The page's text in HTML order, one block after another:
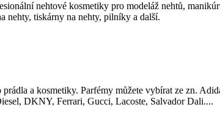
nehtové kosmetiky pro modeláž nehtů,
nehty, tiskárny na nehty, pilníky a další.
a kosmetiky. Parfémy můžete vybírat ze zn.
DKNY, Ferrari, Gucci, Lacoste, Salvador Dali....